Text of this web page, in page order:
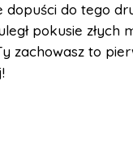
dopuści do tego
pokusie złych
zachowasz to